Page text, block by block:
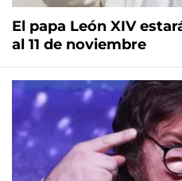
El papa León XIV
al 11 de noviembre